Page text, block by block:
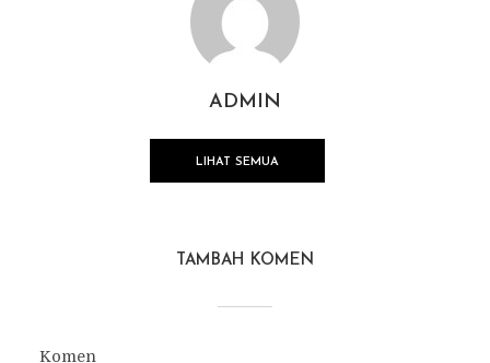
ADMIN
LIHAT SEMUA
TAMBAH KOMEN
Komen